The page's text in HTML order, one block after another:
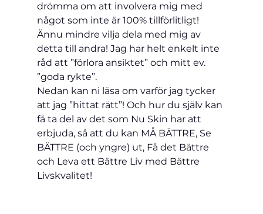
drömma om att involvera mig med
något som inte är 100% tillförlitligt!
Ännu mindre vilja dela med mig av
detta till andra! Jag har helt enkelt inte
råd att ”förlora ansiktet” och mitt ev.
”goda rykte”.
Nedan kan ni läsa om varför jag tycker
att jag ”hittat rätt”! Och hur du själv kan
få ta del av det som Nu Skin har att
erbjuda, så att du kan MÅ BÄTTRE, Se
BÄTTRE (och yngre) ut, Få det Bättre
och Leva ett Bättre Liv med Bättre
Livskvalitet!